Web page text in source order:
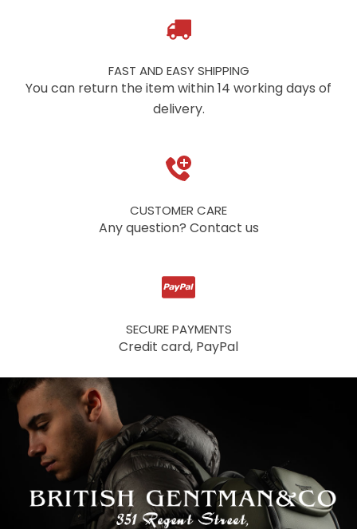
FAST AND EASY SHIPPING
You can return the item within 14 working days of
delivery.
CUSTOMER CARE
Any question? Contact us
SECURE PAYMENTS
Credit card, PayPal